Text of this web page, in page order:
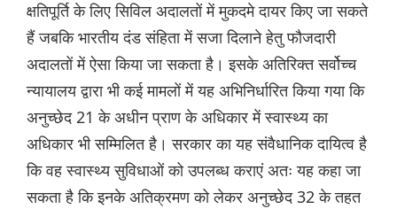
क्षतिपूर्ति के लिए सिविल अदालतों में मुकदमे दायर किए जा सकते
हैं जबकि भारतीय दंड संहिता में सजा दिलाने हेतु फौजदारी
अदालतों में ऐसा किया जा सकता है। इसके अतिरिक्त सर्वोच्च
न्यायालय द्वारा भी कई मामलों में यह अभिनिर्धारित किया गया कि
अनुच्छेद 21 के अधीन प्राण के अधिकार में स्वास्थ्य का
अधिकार भी सम्मिलित है। सरकार का यह संवैधानिक दायित्व है
कि वह स्वास्थ्य सुविधाओं को उपलब्ध कराएं अतः यह कहा जा
सकता है कि इनके अतिक्रमण को लेकर अनुच्छेद 32 के तहत